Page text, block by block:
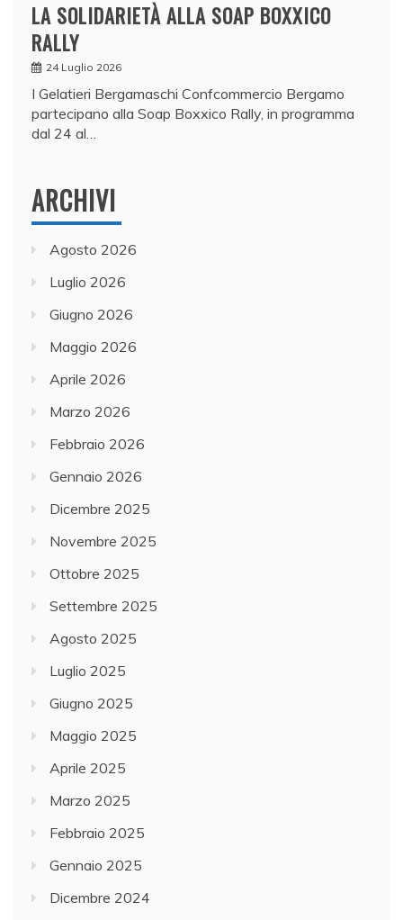
LA SOLIDARIETÀ ALLA SOAP BOXXICO
RALLY
24 Luglio 2026
I Gelatieri Bergamaschi Confcommercio Bergamo
partecipano alla Soap Boxxico Rally, in programma
dal 24 al…
ARCHIVI
Agosto 2026
Luglio 2026
Giugno 2026
Maggio 2026
Aprile 2026
Marzo 2026
Febbraio 2026
Gennaio 2026
Dicembre 2025
Novembre 2025
Ottobre 2025
Settembre 2025
Agosto 2025
Luglio 2025
Giugno 2025
Maggio 2025
Aprile 2025
Marzo 2025
Febbraio 2025
Gennaio 2025
Dicembre 2024